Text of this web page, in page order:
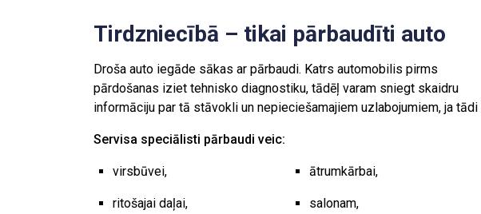
Tirdzniecībā – tikai pārbaudīti auto
Droša auto iegāde sākas ar pārbaudi. Katrs automobilis pirms
pārdošanas iziet tehnisko diagnostiku, tādēļ varam sniegt skaidru
informāciju par tā stāvokli un nepieciešamajiem uzlabojumiem, ja tādi
Servisa speciālisti pārbaudi veic:
virsbūvei,
ritošajai daļai,
ātrumkārbai,
salonam,